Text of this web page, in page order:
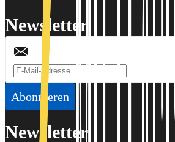
Newsletter
Abonnieren
Newsletter